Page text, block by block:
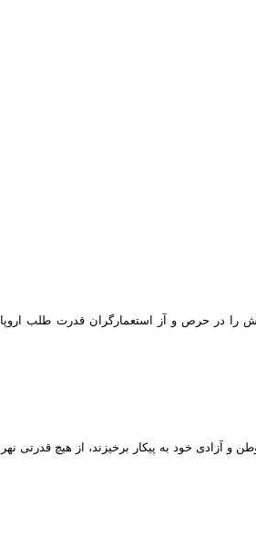
حرص و آز استعمارگران قدرت طلب
و آزادی خود به پیکار برخیزند، از هیچ قدرتی